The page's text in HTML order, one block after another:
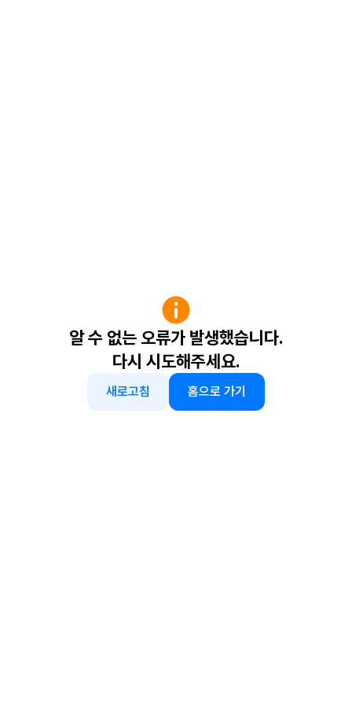
알 수 없는 오류가 발생했습니다.
다시 시도해주세요.
새로고침 홈으로 가기